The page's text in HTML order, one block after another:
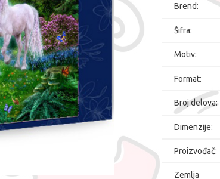
Brend:
Šifra:
Motiv:
Format:
Broj delova:
Dimenzije:
Proizvođač:
Zemlja